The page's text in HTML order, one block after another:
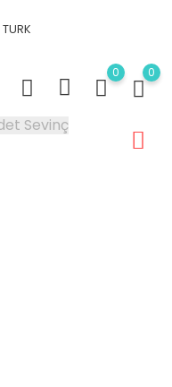
0 0